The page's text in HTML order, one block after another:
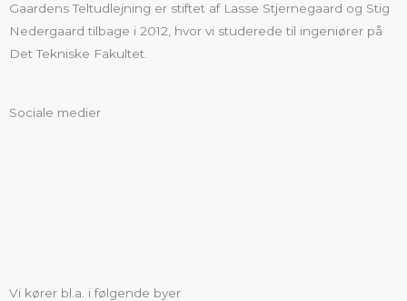
Gaardens Teltudlejning er stiftet af Lasse Stjernegaard og Stig
Nedergaard tilbage i 2012, hvor vi studerede til ingeniører på
Det Tekniske Fakultet.
Sociale medier
Vi kører bl.a. i følgende byer